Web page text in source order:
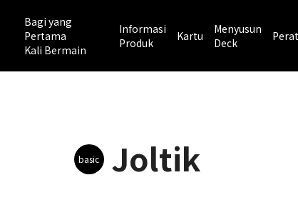
Bagi yang
Pertama
Kali Bermain
Informasi
Produk
Kartu
Menyusun
Deck
basic Joltik